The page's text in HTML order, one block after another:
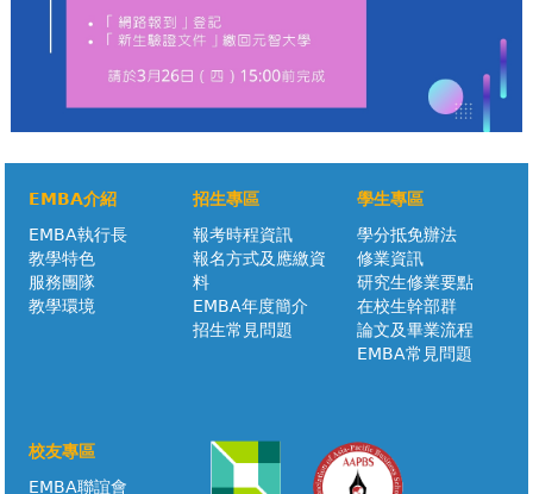
EMBA介紹
EMBA執行長
教學特色
服務團隊
教學環境
招生專區
報考時程資訊
報名方式及應繳資
料
EMBA年度簡介
招生常見問題
學生專區
學分抵免辦法
修業資訊
研究生修業要點
在校生幹部群
論文及畢業流程
EMBA常見問題
校友專區
EMBA聯誼會